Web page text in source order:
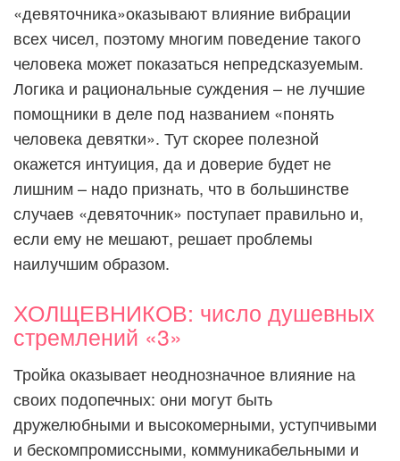
«девяточника»оказывают влияние вибрации
всех чисел, поэтому многим поведение такого
человека может показаться непредсказуемым.
Логика и рациональные суждения – не лучшие
помощники в деле под названием «понять
человека девятки». Тут скорее полезной
окажется интуиция, да и доверие будет не
лишним – надо признать, что в большинстве
случаев «девяточник» поступает правильно и,
если ему не мешают, решает проблемы
наилучшим образом.
ХОЛЩЕВНИКОВ: число душевных
стремлений «3»
Тройка оказывает неоднозначное влияние на
своих подопечных: они могут быть
дружелюбными и высокомерными, уступчивыми
и бескомпромиссными, коммуникабельными и